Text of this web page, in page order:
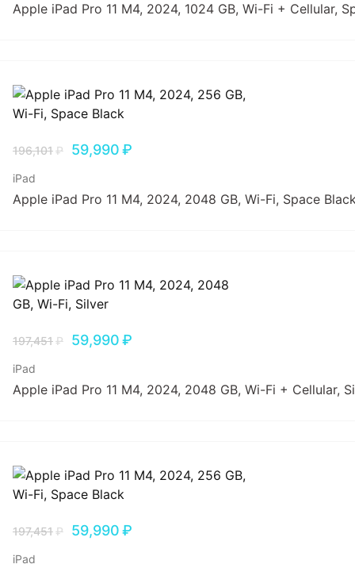
Apple iPad Pro 11 M4, 2024, 1024 GB, Wi-Fi + Cellular,
196,101₽ 59,990₽
iPad
Apple iPad Pro 11 M4, 2024, 2048 GB, Wi-Fi, Space
197,451₽ 59,990₽
iPad
Apple iPad Pro 11 M4, 2024, 2048 GB, Wi-Fi + Cellular,
197,451₽ 59,990₽
iPad